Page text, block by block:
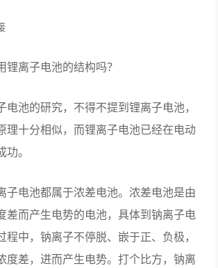
锂离子电池的结构吗？
电池的研究，不得不提到锂离子电池，
理十分相似，而锂离子电池已经在电动
。
子电池都属于浓差电池。浓差电池是由
差而产生电势的电池，具体到钠离子电
程中，钠离子不停脱、嵌于正、负极，
度差，进而产生电势。打个比方，钠离